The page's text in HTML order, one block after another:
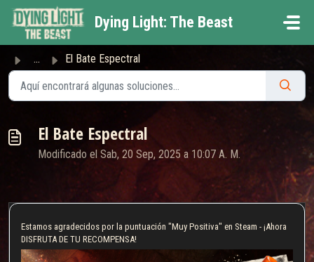
Saltar al contenido principal
Dying Light: The Beast
... El Bate Espectral
El Bate Espectral
Modificado el Sab, 20 Sep, 2025 a 10:07 A. M.
Estamos agradecidos por la puntuación "Muy Positiva" en Steam - ¡Ahora
DISFRUTA DE TU RECOMPENSA!